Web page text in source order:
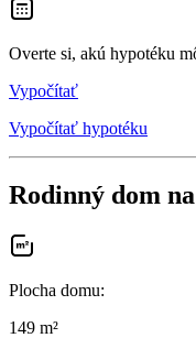
Overte si, akú hypotéku
Vypočítať
Vypočítať hypotéku
Rodinný dom
Plocha domu:
149 m²